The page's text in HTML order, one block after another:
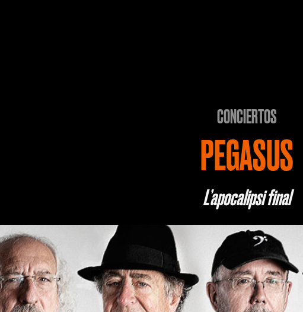
CONCIERTOS
PEGASUS
L’apocalipsi final